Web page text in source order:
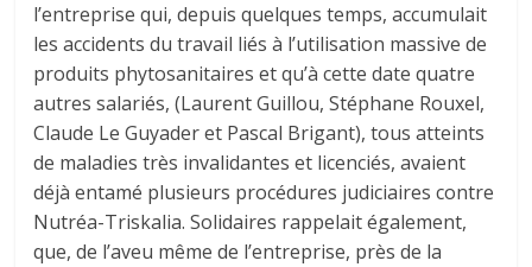
l’entreprise qui, depuis quelques temps, accumulait
les accidents du travail liés à l’utilisation massive de
produits phytosanitaires et qu’à cette date quatre
autres salariés, (Laurent Guillou, Stéphane Rouxel,
Claude Le Guyader et Pascal Brigant), tous atteints
de maladies très invalidantes et licenciés, avaient
déjà entamé plusieurs procédures judiciaires contre
Nutréa-Triskalia. Solidaires rappelait également,
que, de l’aveu même de l’entreprise, près de la